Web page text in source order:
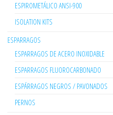
ESPIROMETÁLICO ANSI-900
ISOLATION KITS
ESPARRAGOS
ESPARRAGOS DE ACERO INOXIDABLE
ESPARRAGOS FLUOROCARBONADO
ESPÁRRAGOS NEGROS / PAVONADOS
PERNOS